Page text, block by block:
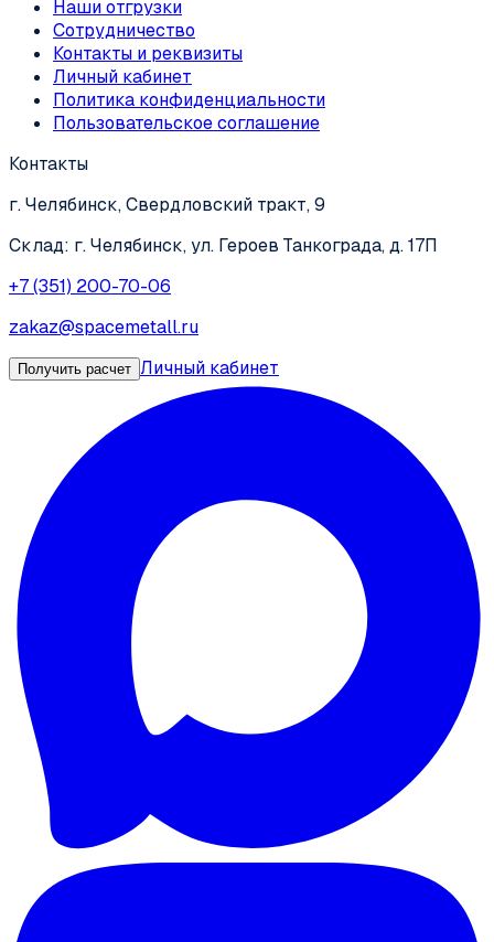
Наши отгрузки
Сотрудничество
Контакты и реквизиты
Личный кабинет
Политика конфиденциальности
Пользовательское соглашение
Контакты
г. Челябинск, Свердловский тракт, 9
Склад: г. Челябинск, ул. Героев Танкограда, д. 17П
+7 (351) 200-70-06
zakaz@spacemetall.ru
Получить расчет Личный кабинет